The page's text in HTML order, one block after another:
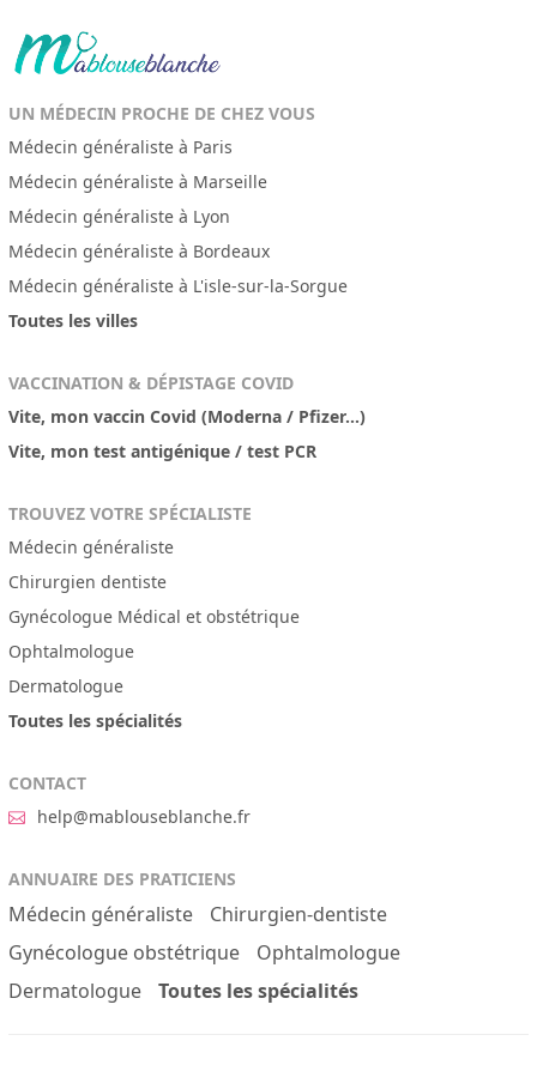
UN MÉDECIN PROCHE DE CHEZ VOUS
Médecin généraliste à Paris
Médecin généraliste à Marseille
Médecin généraliste à Lyon
Médecin généraliste à Bordeaux
Médecin généraliste à L'isle-sur-la-Sorgue
Toutes les villes
VACCINATION & DÉPISTAGE COVID
Vite, mon vaccin Covid (Moderna / Pfizer...)
Vite, mon test antigénique / test PCR
TROUVEZ VOTRE SPÉCIALISTE
Médecin généraliste
Chirurgien dentiste
Gynécologue Médical et obstétrique
Ophtalmologue
Dermatologue
Toutes les spécialités
CONTACT
help@mablouseblanche.fr
ANNUAIRE DES PRATICIENS
Médecin généraliste
Chirurgien-dentiste
Gynécologue obstétrique
Ophtalmologue
Dermatologue
Toutes les spécialités